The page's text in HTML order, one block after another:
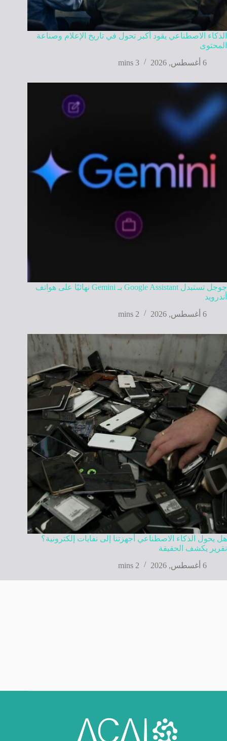
الذكاء الاصطناعي يقود أكبر تحول في تاريخ الإعلام وصناعة
المحتوى
6 أغسطس, 2026
3 mins
جوجل تستبدل Google Assistant بـ Gemini نهائيًا على هواتف
أندرويد
6 أغسطس, 2026
2 mins
هل يحول الذكاء الاصطناعي أجهزتنا إلى نفايات إلكترونية؟
تقرير يكشف الحقيقة
6 أغسطس, 2026
2 mins